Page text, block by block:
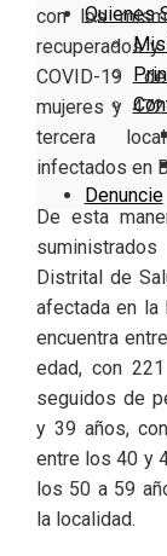
Quienes
Denuncie
con los
recuperados
COVID-19
mujeres y
tercera
infectados en
De esta
Distrital de
afectada en la
encuentra
edad, con
seguidos de
y 39 años,
entre los 40 y
los 50 a 59
la localidad.